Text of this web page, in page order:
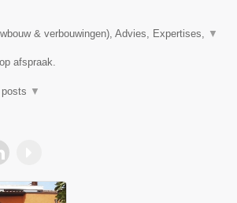
& verbouwingen), Advies, Expertises, ▼
afspraak.
▼